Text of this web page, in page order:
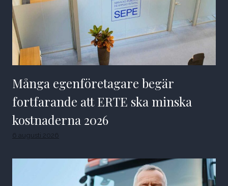
Många egenföretagare begär
fortfarande att ERTE ska minska
kostnaderna 2026
6 augusti 2026